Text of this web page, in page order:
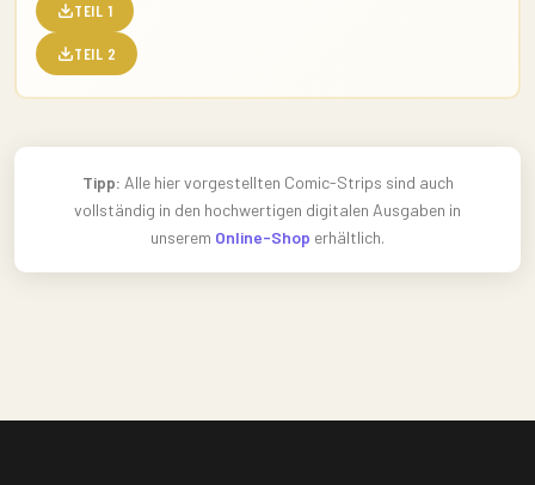
TEIL 1
TEIL 2
Tipp: Alle hier vorgestellten Comic-Strips sind auch
vollständig in den hochwertigen digitalen Ausgaben in
unserem Online-Shop erhältlich.